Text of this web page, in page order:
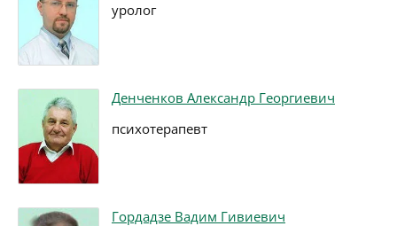
уролог
Денченков Александр Георгиевич
психотерапевт
Гордадзе Вадим Гивиевич